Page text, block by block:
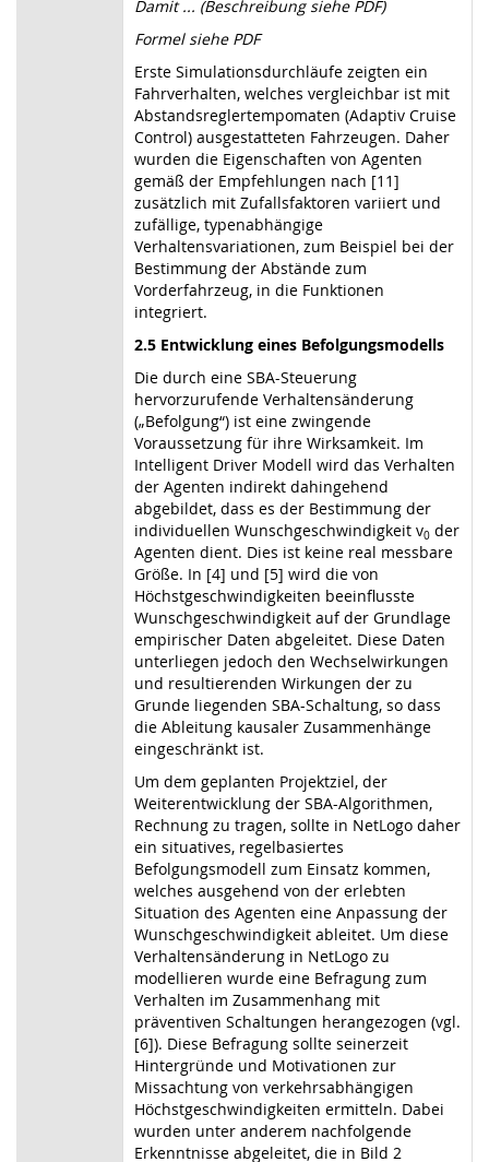
Damit ... (Beschreibung siehe PDF)
Formel siehe PDF
Erste Simulationsdurchläufe zeigten ein
Fahrverhalten, welches vergleichbar ist mit
Abstandsreglertempomaten (Adaptiv Cruise
Control) ausgestatteten Fahrzeugen. Daher
wurden die Eigenschaften von Agenten
gemäß der Empfehlungen nach [11]
zusätzlich mit Zufallsfaktoren variiert und
zufällige, typenabhängige
Verhaltensvariationen, zum Beispiel bei der
Bestimmung der Abstände zum
Vorderfahrzeug, in die Funktionen
integriert.
2.5 Entwicklung eines Befolgungsmodells
Die durch eine SBA-Steuerung
hervorzurufende Verhaltensänderung
(„Befolgung“) ist eine zwingende
Voraussetzung für ihre Wirksamkeit. Im
Intelligent Driver Modell wird das Verhalten
der Agenten indirekt dahingehend
abgebildet, dass es der Bestimmung der
individuellen Wunschgeschwindigkeit v0 der
Agenten dient. Dies ist keine real messbare
Größe. In [4] und [5] wird die von
Höchstgeschwindigkeiten beeinflusste
Wunschgeschwindigkeit auf der Grundlage
empirischer Daten abgeleitet. Diese Daten
unterliegen jedoch den Wechselwirkungen
und resultierenden Wirkungen der zu
Grunde liegenden SBA-Schaltung, so dass
die Ableitung kausaler Zusammenhänge
eingeschränkt ist.
Um dem geplanten Projektziel, der
Weiterentwicklung der SBA-Algorithmen,
Rechnung zu tragen, sollte in NetLogo daher
ein situatives, regelbasiertes
Befolgungsmodell zum Einsatz kommen,
welches ausgehend von der erlebten
Situation des Agenten eine Anpassung der
Wunschgeschwindigkeit ableitet. Um diese
Verhaltensänderung in NetLogo zu
modellieren wurde eine Befragung zum
Verhalten im Zusammenhang mit
präventiven Schaltungen herangezogen (vgl.
[6]). Diese Befragung sollte seinerzeit
Hintergründe und Motivationen zur
Missachtung von verkehrsabhängigen
Höchstgeschwindigkeiten ermitteln. Dabei
wurden unter anderem nachfolgende
Erkenntnisse abgeleitet, die in Bild 2